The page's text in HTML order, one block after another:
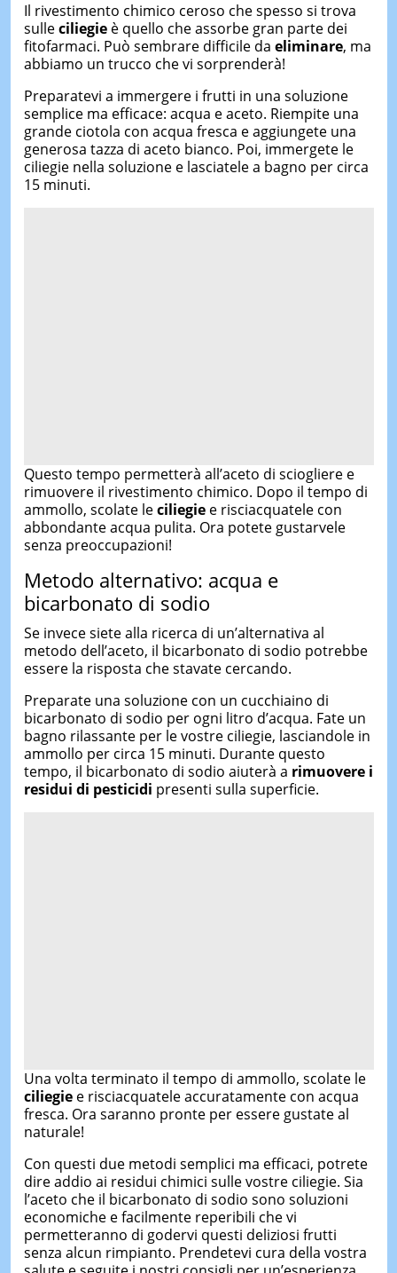
Il rivestimento chimico ceroso che spesso si trova
sulleciliegieè quello che assorbe gran parte dei
fitofarmaci. Può sembrare difficile da eliminare, ma
abbiamo un trucco che vi sorprenderà!
Preparatevi a immergere i frutti in una soluzione
semplice ma efficace: acqua e aceto. Riempite una
grande ciotola con acqua fresca e aggiungete una
generosa tazza di aceto bianco. Poi, immergete le
ciliegie nella soluzione e lasciatele a bagno per circa
15 minuti.
Questo tempo permetterà all’aceto di sciogliere e
rimuovere il rivestimento chimico. Dopo il tempo di
ammollo, scolate leciliegiee risciacquatele con
abbondante acqua pulita. Ora potete gustarvele
senza preoccupazioni!
Metodo alternativo: acqua e
bicarbonato di sodio
Se invece siete alla ricerca di un’alternativa al
metodo dell’aceto, il bicarbonato di sodio potrebbe
essere la risposta che stavate cercando.
Preparate una soluzione con un cucchiaino di
bicarbonato di sodio per ogni litro d’acqua. Fate un
bagno rilassante per le vostre ciliegie, lasciandole in
ammollo per circa 15 minuti. Durante questo
tempo, il bicarbonato di sodio aiuterà a rimuovere i
residui di pesticidi presenti sulla superficie.
Una volta terminato il tempo di ammollo, scolate le
ciliegiee risciacquatele accuratamente con acqua
fresca. Ora saranno pronte per essere gustate al
naturale!
Con questi due metodi semplici ma efficaci, potrete
dire addio ai residui chimici sulle vostre ciliegie. Sia
l’aceto che il bicarbonato di sodio sono soluzioni
economiche e facilmente reperibili che vi
permetteranno di godervi questi deliziosi frutti
senza alcun rimpianto. Prendetevi cura della vostra